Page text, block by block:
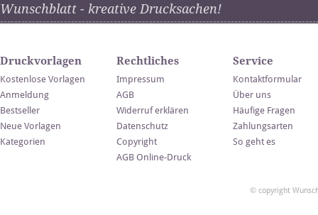
Wunschblatt - kreative Drucksachen!
Druckvorlagen
Kostenlose Vorlagen
Anmeldung
Bestseller
Neue Vorlagen
Kategorien
Rechtliches
Impressum
AGB
Widerruf erklären
Datenschutz
Copyright
AGB Online-Druck
Service
Kontaktformular
Über uns
Häufige Fragen
Zahlungsarten
So geht es
© copyright